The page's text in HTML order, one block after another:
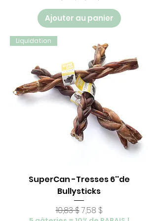
Ajouter au panier
Liquidation
SuperCan -Tresses 6''de
Bullysticks
Prix original
10,83 $Prix promotionnel
7,58 $